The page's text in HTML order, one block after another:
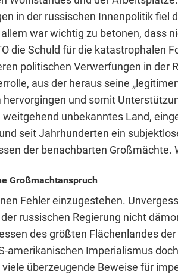
in der russischen Innenpolitik fiel
war wichtig zu betonen, dass
die Schuld für die katastrophalen
politischen Verwerfungen in der
aus der heraus seine
und somit
weitgehend unbekanntes Land,
seit Jahrhunderten ein
der benachbarten Großmächte.
Großmachtanspruch
Fehler einzugestehen.
russischen Regierung nicht
des größten Flächenlandes
amerikanischen Imperialismus
überzeugende Beweise für